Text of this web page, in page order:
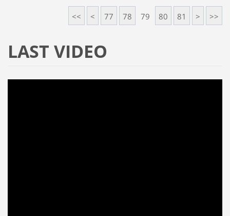
<< < 77 78 79 80 81 > >>
LAST VIDEO